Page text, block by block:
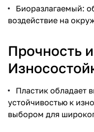
Биоразлагаемый:
воздействие на
Прочность и
Пластик обладает
устойчивостью к
выбором для